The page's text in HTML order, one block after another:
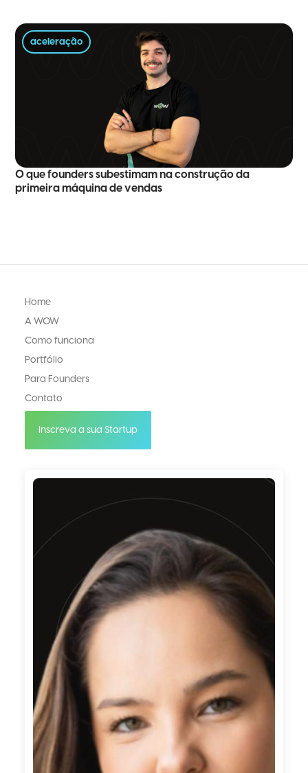
aceleração
O que founders subestimam na construção da
primeira máquina de vendas
Home
A WOW
Como funciona
Portfólio
Para Founders
Contato
Inscreva a sua Startup